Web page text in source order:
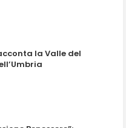
la Valle del